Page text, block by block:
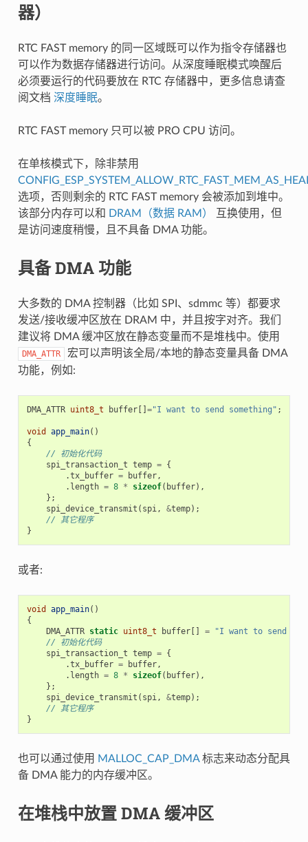
器）
RTC FAST memory 的同一区域既可以作为指令存储器也
可以作为数据存储器进行访问。从深度睡眠模式唤醒后
必须要运行的代码要放在 RTC 存储器中，更多信息请查
阅文档 深度睡眠。
RTC FAST memory 只可以被 PRO CPU 访问。
在单核模式下，除非禁用
选项，否则剩余的 RTC FAST memory 会被添加到堆中。
该部分内存可以和
DRAM（数据 RAM）
互换使用，但
是访问速度稍慢，且不具备 DMA 功能。
具备 DMA 功能
大多数的 DMA 控制器（比如 SPI、sdmmc 等）都要求
发送/接收缓冲区放在 DRAM 中，并且按字对齐。我们
建议将 DMA 缓冲区放在静态变量而不是堆栈中。使用
DMA_ATTR
宏可以声明该全局/本地的静态变量具备 DMA
功能，例如:
DMA_ATTR uint8_t buffer[] ="I want to send something" ;
void app_main()
{
// 初始化代码
spi_transaction_t temp = {
.tx_buffer = buffer,
. length = 8 * sizeof( buffer),
};
spi_device_transmit ( spi, &temp);
// 其它程序
}
或者:
void app_main()
{
DMA_ATTR static uint8_t buffer[] =
"I want to send
// 初始化代码
spi_transaction_t temp = {
.tx_buffer = buffer,
. length = 8 * sizeof( buffer),
};
spi_device_transmit ( spi, &temp);
// 其它程序
}
也可以通过使用 MALLOC_CAP_DMA标志来动态分配具
备 DMA 能力的内存缓冲区。
在堆栈中放置 DMA 缓冲区